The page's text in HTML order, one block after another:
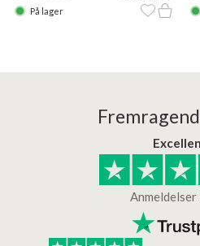
På lager
Anmeldelser